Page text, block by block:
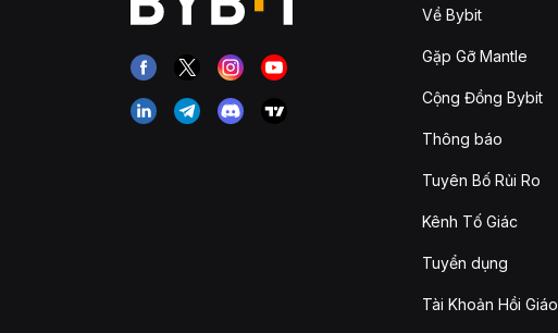
Về Bybit
Gặp Gỡ Mantle
Cộng Đồng Bybit
Thông báo
Tuyên Bố Rủi Ro
Kênh Tố Giác
Tuyển dụng
Tài Khoản Hồi Giáo